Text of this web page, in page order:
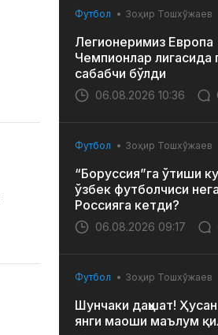
Футбол Зоҳир Тошхўжаев
Легионеримиз Европа
Чемпионлар лигасида
сабабчи бўлди
06.08.2026 10:36
Футбол Зоҳир Тошхўжаев
“Боруссия”га ўтиши
ўзбек футболчиси
Россияга кетди?
06.08.2026 09:17
Футбол Зоҳир Тошхўжаев
Шунчаки даҳшат!
янги маоши маълум